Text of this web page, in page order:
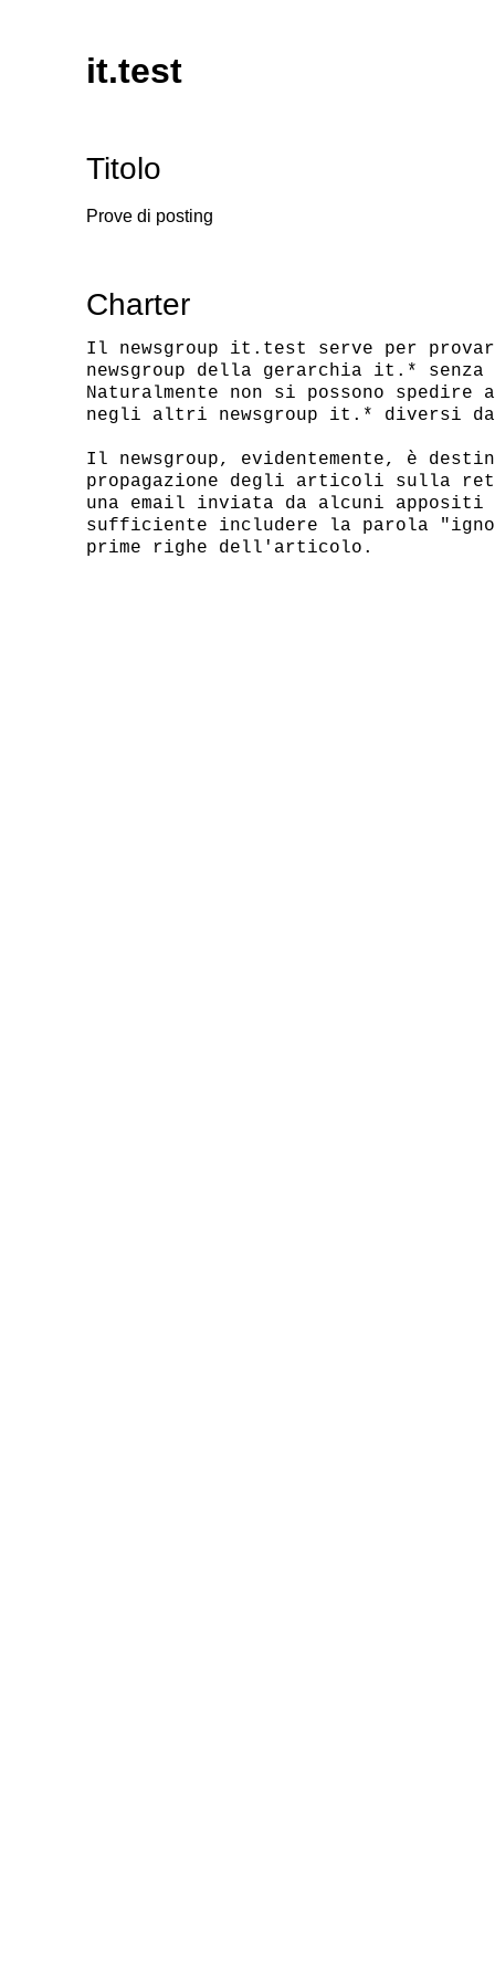
it.test
Titolo
Prove di posting
Charter
Il newsgroup it.test serve per
newsgroup della gerarchia it.* senza
Naturalmente non si possono
negli altri newsgroup it.* diversi
Il newsgroup, evidentemente, è
propagazione degli articoli sulla
una email inviata da alcuni
sufficiente includere la parola